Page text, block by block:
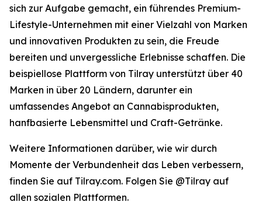
sich zur Aufgabe gemacht, ein führendes Premium-
Lifestyle-Unternehmen mit einer Vielzahl von Marken
und innovativen Produkten zu sein, die Freude
bereiten und unvergessliche Erlebnisse schaffen. Die
beispiellose Plattform von Tilray unterstützt über 40
Marken in über 20 Ländern, darunter ein
umfassendes Angebot an Cannabisprodukten,
hanfbasierte Lebensmittel und Craft-Getränke.
Weitere Informationen darüber, wie wir durch
Momente der Verbundenheit das Leben verbessern,
finden Sie auf Tilray.com. Folgen Sie @Tilray auf
allen sozialen Plattformen.